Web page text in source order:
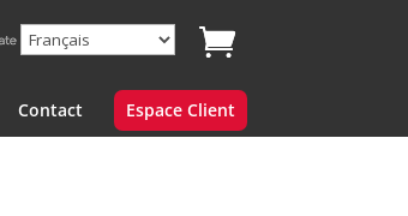
Contact Espace Client